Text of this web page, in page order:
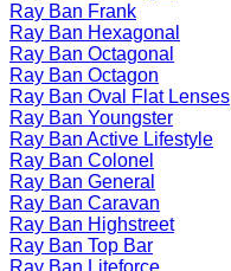
Ray Ban Frank
Ray Ban Hexagonal
Ray Ban Octagonal
Ray Ban Octagon
Ray Ban Oval Flat Lenses
Ray Ban Youngster
Ray Ban Active Lifestyle
Ray Ban Colonel
Ray Ban General
Ray Ban Caravan
Ray Ban Highstreet
Ray Ban Top Bar
Ray Ban Liteforce